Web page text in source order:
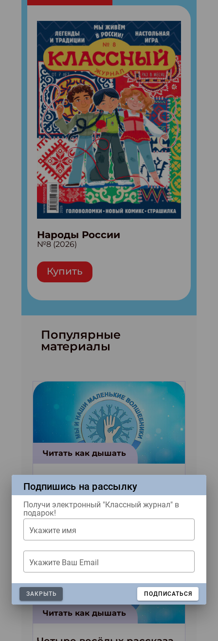
Народы России
№8 (2026)
Купить
Популярные
материалы
Читать как дышать
авторов для конкурса «Мы
и наши маленькие
волшебники!»
Читать как дышать
Подпишись на рассылку
Получи электронный "Классный журнал" в
подарок!
Укажите имя
Укажите Ваш Email
ЗАКРЫТЬ ПОДПИСАТЬСЯ